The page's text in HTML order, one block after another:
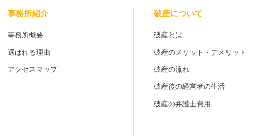
事務所紹介
事務所概要
選ばれる理由
アクセスマップ
破産について
破産とは
破産のメリット・デメリット
破産の流れ
破産後の経営者の生活
破産の弁護士費用